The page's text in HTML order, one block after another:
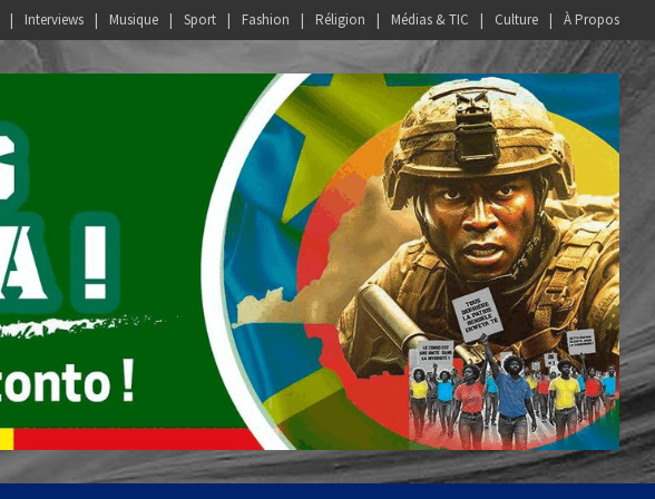
Interviews Musique Sport Fashion Réligion Médias & TIC Culture À Propos